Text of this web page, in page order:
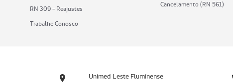
RN 309 - Reajustes
Trabalhe Conosco
Cancelamento (RN 561)
Unimed Leste Fluminense